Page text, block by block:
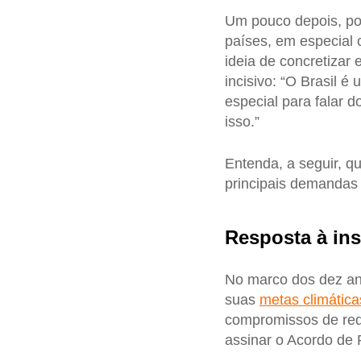
Um pouco depois,
países, em especial
ideia de concretizar
incisivo: “O Brasil é
especial para falar
isso.”
Entenda, a seguir,
principais
Resposta à
No marco dos dez
suas metas
compromissos de
assinar o Acordo de